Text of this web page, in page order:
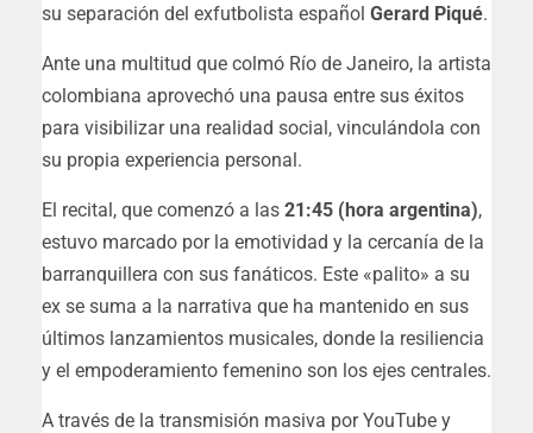
su separación del exfutbolista español Gerard Piqué.
Ante una multitud que colmó Río de Janeiro, la artista
colombiana aprovechó una pausa entre sus éxitos
para visibilizar una realidad social, vinculándola con
su propia experiencia personal.
El recital, que comenzó a las 21:45 (hora argentina),
estuvo marcado por la emotividad y la cercanía de la
barranquillera con sus fanáticos. Este «palito» a su
ex se suma a la narrativa que ha mantenido en sus
últimos lanzamientos musicales, donde la resiliencia
y el empoderamiento femenino son los ejes centrales.
A través de la transmisión masiva por YouTube y